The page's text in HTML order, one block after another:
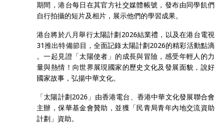
期間，港台每日在其官方社交媒體帳號，發布由同學飢們
自行拍攝的短片及相片，展示他們的學習成果。
港台將於八月舉行太陽計劃2026結業禮，以及在港台電視
31推出特備節目，全面記錄太陽計劃2026的精彩活動點滴
。一起見證「太陽使者」的成長與冒險，感受年輕人的力
量與熱情！向世界展現國家的歷史文化及發展面貌，說好
國家故事，弘揚中華文化。
「太陽計劃2026」由香港電台、香港中華文化發展聯合會
主辦，保華基金會贊助，並獲「民青局青年內地交流資助
計劃」資助。